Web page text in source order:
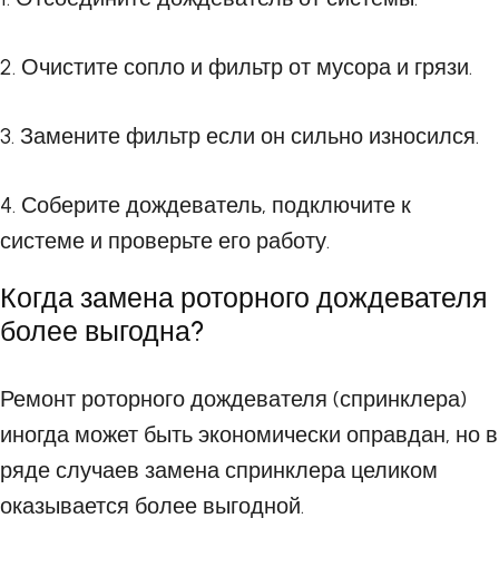
2. Очистите сопло и фильтр от мусора и грязи.
3. Замените фильтр если он сильно износился.
4. Соберите дождеватель, подключите к
системе и проверьте его работу.
Когда замена роторного дождевателя
более выгодна?
Ремонт роторного дождевателя (спринклера)
иногда может быть экономически оправдан, но в
ряде случаев замена спринклера целиком
оказывается более выгодной.